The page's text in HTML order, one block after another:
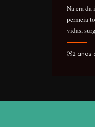
Na era
permeia
vidas,
2 anos